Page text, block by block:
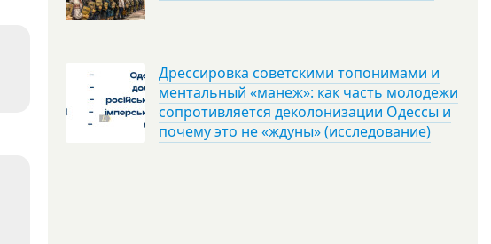
Дрессировка советскими топонимами и
ментальный «манеж»: как часть молодежи
сопротивляется деколонизации Одессы и
почему это не «ждуны» (исследование)